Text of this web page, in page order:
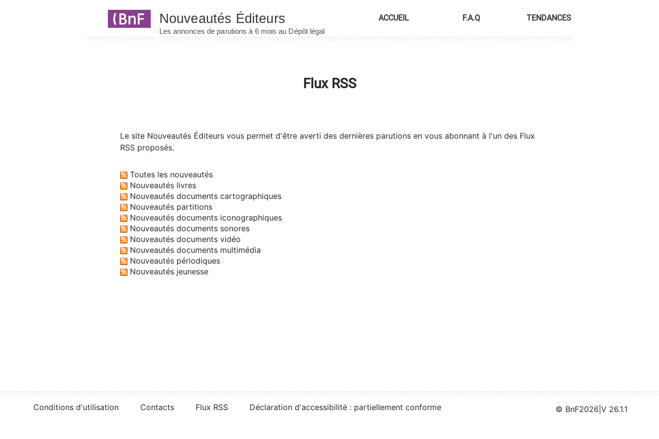
ACCUEIL F.A.Q TENDANCES
Flux RSS
Le site Nouveautés Éditeurs vous permet d'être averti des dernières parutions en vous abonnant à l'un des Flux
RSS proposés.
Toutes les nouveautés
Nouveautés livres
Nouveautés documents cartographiques
Nouveautés partitions
Nouveautés documents iconographiques
Nouveautés documents sonores
Nouveautés documents vidéo
Nouveautés documents multimédia
Nouveautés périodiques
Nouveautés jeunesse
Conditions d'utilisation Contacts Flux RSS Déclaration d'accessibilité : partiellement conforme © BnF2026 V 26.1.1